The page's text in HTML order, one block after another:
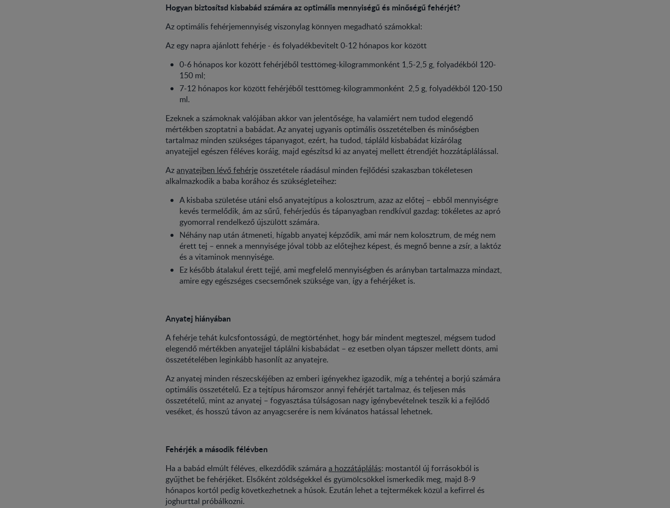
Hogyan biztosítsd kisbabád számára az optimális mennyiségű és minőségű fehérjét?
Az optimális fehérjemennyiség viszonylag könnyen megadható számokkal:
Az egy napra ajánlott fehérje - és folyadékbevitelt 0-12 hónapos kor között
0-6 hónapos kor között fehérjéből testtömeg-kilogrammonként 1,5-2,5 g, folyadékból 120-
150 ml;
7-12 hónapos kor között fehérjéből testtömeg-kilogrammonként 2,5 g, folyadékból 120-150
ml.
Ezeknek a számoknak valójában akkor van jelentősége, ha valamiért nem tudod elegendő
mértékben szoptatni a babádat. Az anyatej ugyanis optimális összetételben és minőségben
tartalmaz minden szükséges tápanyagot, ezért, ha tudod, tápláld kisbabádat kizárólag
anyatejjel egészen féléves koráig, majd egészítsd ki az anyatej mellett étrendjét hozzátáplálással.
Azanyatejben lévő fehérjeösszetétele ráadásul minden fejlődési szakaszban tökéletesen
alkalmazkodik a baba korához és szükségleteihez:
A kisbaba születése utáni első anyatejtípus a kolosztrum, azaz az előtej – ebből mennyiségre
kevés termelődik, ám az sűrű, fehérjedús és tápanyagban rendkívül gazdag: tökéletes az apró
gyomorral rendelkező újszülött számára.
Néhány nap után átmeneti, hígabb anyatej képződik, ami már nem kolosztrum, de még nem
érett tej – ennek a mennyisége jóval több az előtejhez képest, és megnő benne a zsír, a laktóz
és a vitaminok mennyisége.
Ez később átalakul érett tejjé, ami megfelelő mennyiségben és arányban tartalmazza mindazt,
amire egy egészséges csecsemőnek szüksége van, így a fehérjéket is.
Anyatej hiányában
A fehérje tehát kulcsfontosságú, de megtörténhet, hogy bár mindent megteszel, mégsem tudod
elegendő mértékben anyatejjel táplálni kisbabádat – ez esetben olyan tápszer mellett dönts, ami
összetételében leginkább hasonlít az anyatejre.
Az anyatej minden részecskéjében az emberi igényekhez igazodik, míg a tehéntej a borjú számára
optimális összetételű. Ez a tejtípus háromszor annyi fehérjét tartalmaz, és teljesen más
összetételű, mint az anyatej – fogyasztása túlságosan nagy igénybevételnek teszik ki a fejlődő
veséket, és hosszú távon az anyagcserére is nem kívánatos hatással lehetnek.
Fehérjék a második félévben
Ha a babád elmúlt féléves, elkezdődik számára a hozzátáplálás: mostantól új forrásokból is
gyűjthet be fehérjéket. Elsőként zöldségekkel és gyümölcsökkel ismerkedik meg, majd 8-9
hónapos kortól pedig következhetnek a húsok. Ezután lehet a tejtermékek közül a kefirrel és
joghurttal próbálkozni.